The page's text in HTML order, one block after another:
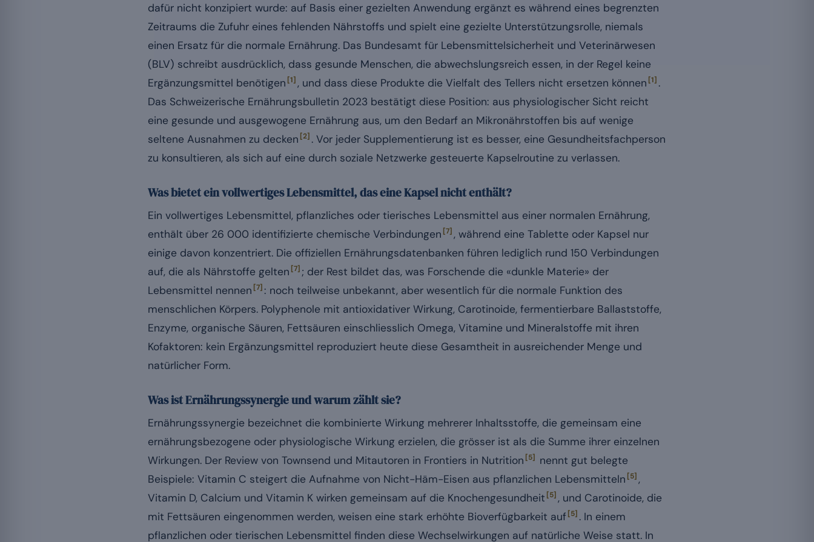
dafür nicht konzipiert wurde: auf Basis einer gezielten Anwendung ergänzt es während eines begrenzten
Zeitraums die Zufuhr eines fehlenden Nährstoffs und spielt eine gezielte Unterstützungsrolle, niemals
einen Ersatz für die normale Ernährung. Das Bundesamt für Lebensmittelsicherheit und Veterinärwesen
(BLV) schreibt ausdrücklich, dass gesunde Menschen, die abwechslungsreich essen, in der Regel keine
Ergänzungsmittel benötigen [1] , und dass diese Produkte die Vielfalt des Tellers nicht ersetzen können [1] .
Das Schweizerische Ernährungsbulletin 2023 bestätigt diese Position: aus physiologischer Sicht reicht
eine gesunde und ausgewogene Ernährung aus, um den Bedarf an Mikronährstoffen bis auf wenige
seltene Ausnahmen zu decken [2] . Vor jeder Supplementierung ist es besser, eine Gesundheitsfachperson
zu konsultieren, als sich auf eine durch soziale Netzwerke gesteuerte Kapselroutine zu verlassen.
Was bietet ein vollwertiges Lebensmittel, das eine Kapsel nicht enthält?
Ein vollwertiges Lebensmittel, pflanzliches oder tierisches Lebensmittel aus einer normalen Ernährung,
enthält über 26 000 identifizierte chemische Verbindungen [7] , während eine Tablette oder Kapsel nur
einige davon konzentriert. Die offiziellen Ernährungsdatenbanken führen lediglich rund 150 Verbindungen
auf, die als Nährstoffe gelten [7] ; der Rest bildet das, was Forschende die «dunkle Materie» der
Lebensmittel nennen [7] : noch teilweise unbekannt, aber wesentlich für die normale Funktion des
menschlichen Körpers. Polyphenole mit antioxidativer Wirkung, Carotinoide, fermentierbare Ballaststoffe,
Enzyme, organische Säuren, Fettsäuren einschliesslich Omega, Vitamine und Mineralstoffe mit ihren
Kofaktoren: kein Ergänzungsmittel reproduziert heute diese Gesamtheit in ausreichender Menge und
natürlicher Form.
Was ist Ernährungssynergie und warum zählt sie?
Ernährungssynergie bezeichnet die kombinierte Wirkung mehrerer Inhaltsstoffe, die gemeinsam eine
ernährungsbezogene oder physiologische Wirkung erzielen, die grösser ist als die Summe ihrer einzelnen
Wirkungen. Der Review von Townsend und Mitautoren in Frontiers in Nutrition [5]
nennt gut belegte
Beispiele: Vitamin C steigert die Aufnahme von Nicht-Häm-Eisen aus pflanzlichen Lebensmitteln [5] ,
Vitamin D, Calcium und Vitamin K wirken gemeinsam auf die Knochengesundheit [5] , und Carotinoide, die
mit Fettsäuren eingenommen werden, weisen eine stark erhöhte Bioverfügbarkeit auf[5] . In einem
pflanzlichen oder tierischen Lebensmittel finden diese Wechselwirkungen auf natürliche Weise statt. In